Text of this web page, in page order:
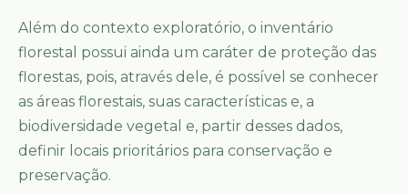
Além do contexto exploratório, o inventário
florestal possui ainda um caráter de proteção das
florestas, pois, através dele, é possível se conhecer
as áreas florestais, suas características e, a
biodiversidade vegetal e, partir desses dados,
definir locais prioritários para conservação e
preservação.